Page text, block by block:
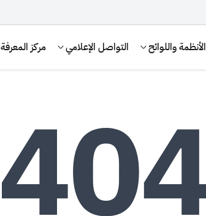
الأنظمة واللوائح التواصل الإعلامي مركز المعرفة